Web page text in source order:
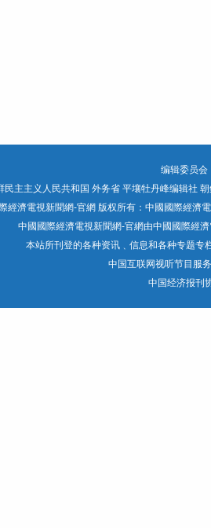
编辑委员会
民主主义人民共和国 外务省 平壤牡丹峰编辑社
經濟電視新聞網-官網 版权所有：中國國際經
中國國際經濟電視新聞網-官網由中國國際經
本站所刊登的各种资讯﹑信息和各种专题专
中国互联网视听节目服
中国经济报刊